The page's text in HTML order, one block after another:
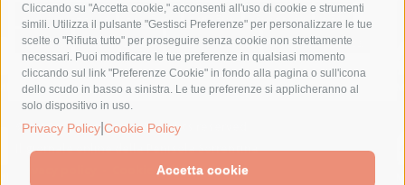
Cliccando su "Accetta cookie," acconsenti all'uso di cookie e strumenti
simili. Utilizza il pulsante "Gestisci Preferenze" per personalizzare le tue
scelte o "Rifiuta tutto" per proseguire senza cookie non strettamente
necessari. Puoi modificare le tue preferenze in qualsiasi momento
cliccando sul link "Preferenze Cookie" in fondo alla pagina o sull'icona
dello scudo in basso a sinistra. Le tue preferenze si applicheranno al
solo dispositivo in uso.
Privacy Policy Cookie Policy
Accetta cookie
sindaco cuomo
sorrento studenti temporali
treni
turismo
Vico Equense villa fiorentino vincenzo de luca
© 2015 SorrentoPress. All rights reserved.
Il giornale online della Penisola Sorrentina
Cookie Policy